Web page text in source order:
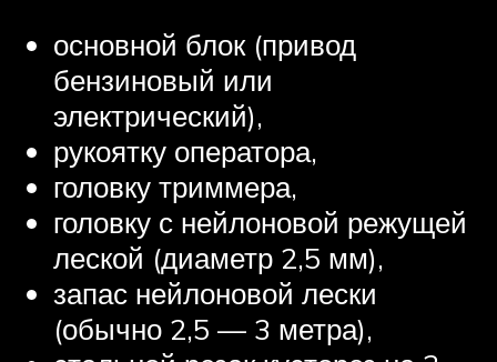
основной блок (привод
бензиновый или
электрический),
рукоятку оператора,
головку триммера,
головку с нейлоновой режущей
леской (диаметр 2,5 мм),
запас нейлоновой лески
(обычно 2,5 — 3 метра),